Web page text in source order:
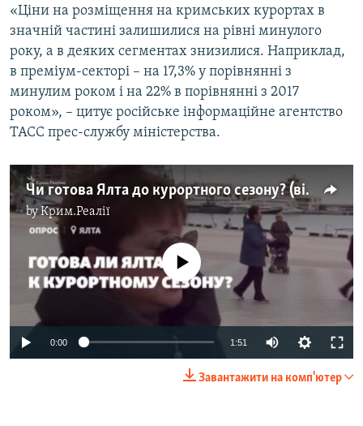
«Ціни на розміщення на кримських курортах в
значній частині залишилися на рівні минулого
року, а в деяких сегментах знизилися. Наприклад,
в преміум-секторі – на 17,3% у порівнянні з
минулим роком і на 22% в порівнянні з 2017
роком», – цитує російське інформаційне агентство
ТАСС прес-службу міністерства.
Чи готова Ялта до курортного сезону? (відео)
byКрим.Реалії
No media source currently available
0:00 1:51
Завантажити на комп'ютер